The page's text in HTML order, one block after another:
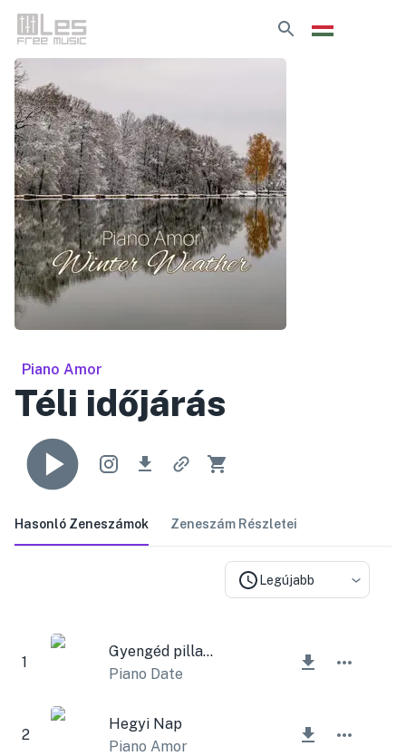
Piano Amor
Téli időjárás
Hasonló Zeneszámok Zeneszám Részletei
Legújabb
1
Gyengéd pillanat
Piano Date
2
Hegyi Nap
Piano Amor